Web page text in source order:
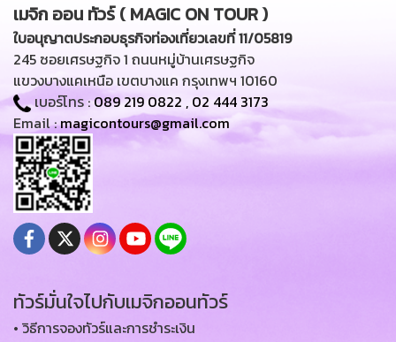
เมจิก ออน ทัวร์ ( MAGIC ON TOUR )
ใบอนุญาตประกอบธุรกิจท่องเที่ยวเลขที่ 11/05819
245 ซอยเศรษฐกิจ 1 ถนนหมู่บ้านเศรษฐกิจ
แขวงบางแคเหนือ เขตบางแค กรุงเทพฯ 10160
เบอร์โทร :089 219 0822 , 02 444 3173
Email :magicontours@gmail.com
ทัวร์มั่นใจไปกับเมจิกออนทัวร์
• วิธีการจองทัวร์และการชำระเงิน